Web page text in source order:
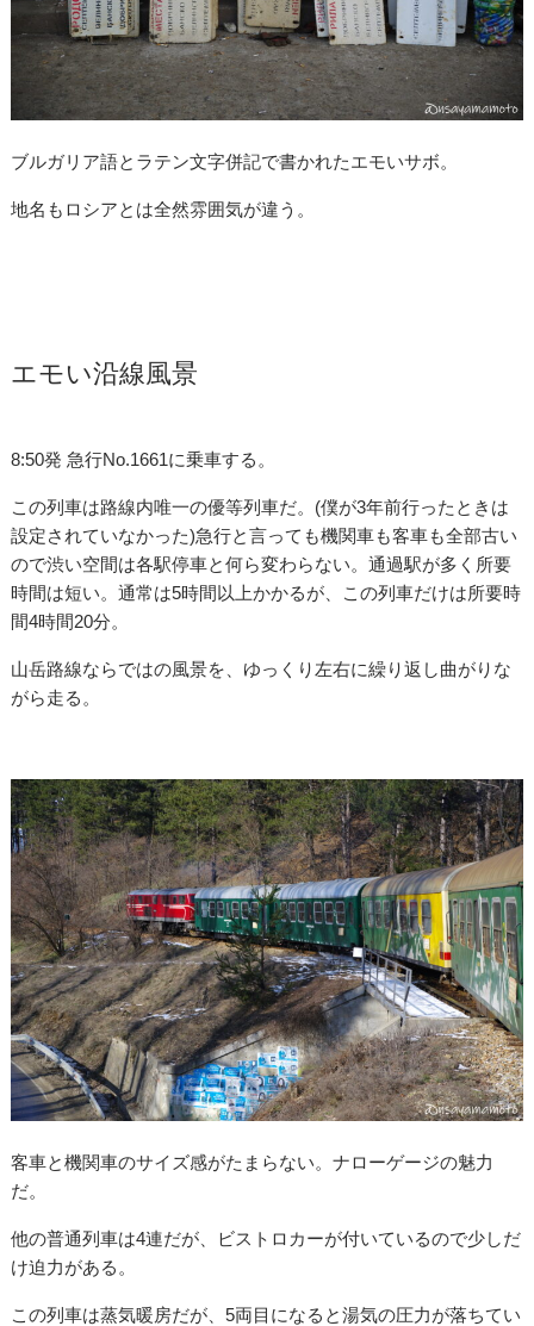
ブルガリア語とラテン文字併記で書かれたエモいサボ。
地名もロシアとは全然雰囲気が違う。
エモい沿線風景
8:50発 急行No.1661に乗車する。
この列車は路線内唯一の優等列車だ。(僕が3年前行ったときは
設定されていなかった)急行と言っても機関車も客車も全部古い
ので渋い空間は各駅停車と何ら変わらない。通過駅が多く所要
時間は短い。通常は5時間以上かかるが、この列車だけは所要時
間4時間20分。
山岳路線ならではの風景を、ゆっくり左右に繰り返し曲がりな
がら走る。
客車と機関車のサイズ感がたまらない。ナローゲージの魅力
だ。
他の普通列車は4連だが、ビストロカーが付いているので少しだ
け迫力がある。
この列車は蒸気暖房だが、5両目になると湯気の圧力が落ちてい